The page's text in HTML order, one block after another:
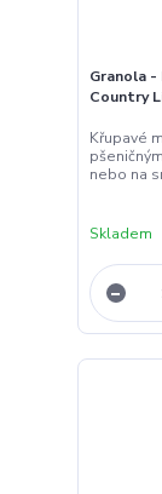
Granola -
Country
Křupavé
nebo na
Skladem